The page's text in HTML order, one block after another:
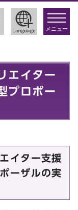
toggle
メニュー
エイター
プロポー
イター支援
ーザルの実